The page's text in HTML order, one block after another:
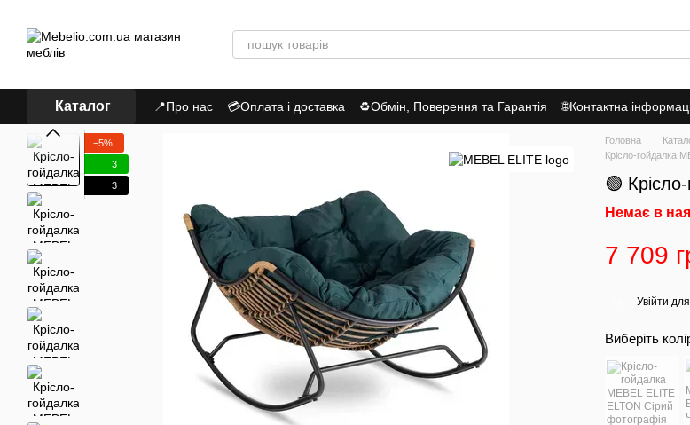
Каталог 📍Про нас 💳Оплата і доставка ♻Обмін, Поверення та Гарантія 🌐Контактна
Політика Конфіденційності
−5%
3
3
Головна
Крісло-гойдалка
🟢
Немає в
7 709
Увійти
Виберіть